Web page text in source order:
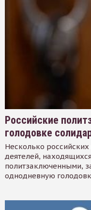
Российские
голодовке
Несколько
деятелей,
политзаключенными,
однодневную